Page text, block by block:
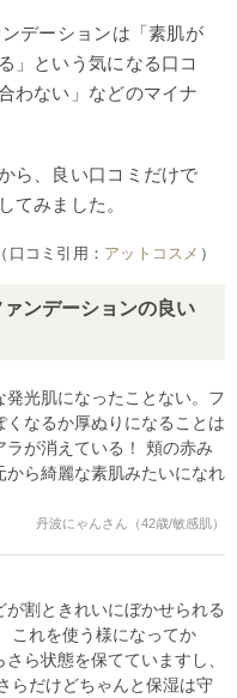
デーションは「素肌が
」という気になる口コ
わない」などのマイナ
ら、良い口コミだけで
てみました。
（口コミ引用： アットコスメ ）
ンデーションの良い
光肌になったことない。フ
くなるか厚ぬりになることは
ラが消えている！ 頬の赤み
から綺麗な素肌みたいになれ
丹波にゃんさん（42歳/敏感肌）
割ときれいにぼかせられる
これを使う様になってか
ら状態を保てていますし、
らだけどちゃんと保湿は守